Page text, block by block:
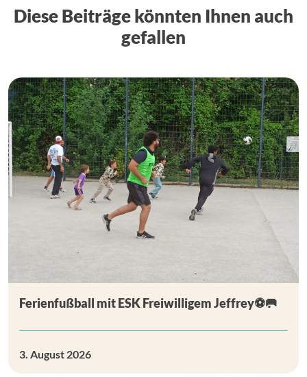
Diese Beiträge könnten Ihnen auch
gefallen
Ferienfußball mit ESK Freiwilligem Jeffrey⚽🥅
3. August 2026